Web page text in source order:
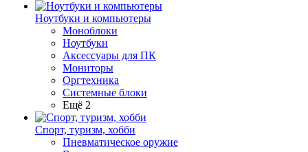
Ноутбуки и компьютеры
Моноблоки
Ноутбуки
Аксессуары для ПК
Мониторы
Оргтехника
Системные блоки
Ещё 2
Спорт, туризм, хобби
Пневматическое оружие